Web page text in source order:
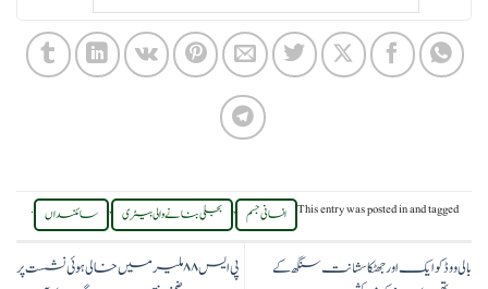
This entry was posted inand tagged انسانی جسم , بجلی بنانے والی بیٹری , سائنسداں .
بالی ووڈ کو ایک اور جھٹکا سشانت سنگھ کے
پی ایس ۸۸ ملیر میں خالی ہوئی نشست پر